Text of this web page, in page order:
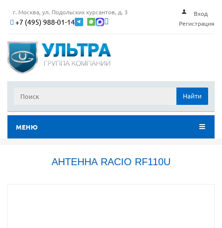
г. Москва, ул. Подольских курсантов, д. 3
+7 (495) 988-01-14
Вход
Регистрация
Найти
МЕНЮ
АНТЕННА RACIO RF110U